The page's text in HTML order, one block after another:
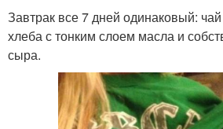
Завтрак все 7 дней одинаковый:
хлеба с тонким слоем масла и
сыра.